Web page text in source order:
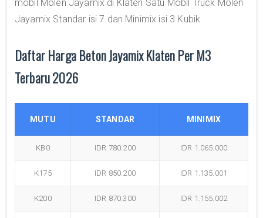
mobil Molen Jayamix di Klaten Satu Mobil Truck Molen
Jayamix Standar isi 7 dan Minimix isi 3 Kubik.
Daftar Harga Beton Jayamix Klaten Per M3
Terbaru 2026
MUTU STANDAR MINIMIX
KB0 IDR 780.200 IDR 1.065.000
K175 IDR 850.200 IDR 1.135.001
K200 IDR 870.300 IDR 1.155.002